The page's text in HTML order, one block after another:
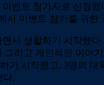
벤트 참가자로 선정
이벤트 참가를 위한
서 생활하기 시작했
리고 개인적인 이야
기 시작했고, 3명의
다.